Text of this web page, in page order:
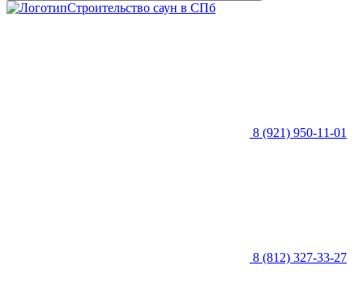
Строительство саун в СПб
8 (921) 950-11-01
8 (812) 327-33-27